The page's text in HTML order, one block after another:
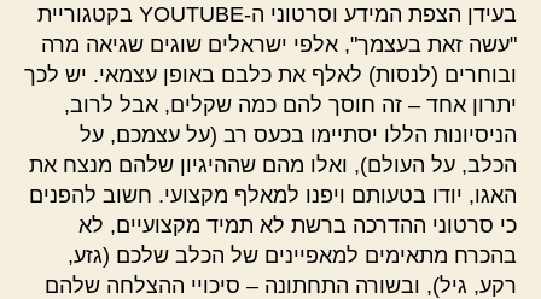
בעידן הצפת המידע וסרטוני ה-YOUTUBE בקטגוריית
"עשה זאת בעצמך", אלפי ישראלים שוגים שגיאה מרה
ובוחרים (לנסות) לאלף את כלבם באופן עצמאי. יש לכך
יתרון אחד – זה חוסך להם כמה שקלים, אבל לרוב,
הניסיונות הללו יסתיימו בכעס רב (על עצמכם, על
הכלב, על העולם), ואלו מהם שההיגיון שלהם מנצח את
האגו, יודו בטעותם ויפנו למאלף מקצועי. חשוב להפנים
כי סרטוני ההדרכה ברשת לא תמיד מקצועיים, לא
בהכרח מתאימים למאפיינים של הכלב שלכם (גזע,
רקע, גיל), ובשורה התחתונה – סיכויי ההצלחה שלהם